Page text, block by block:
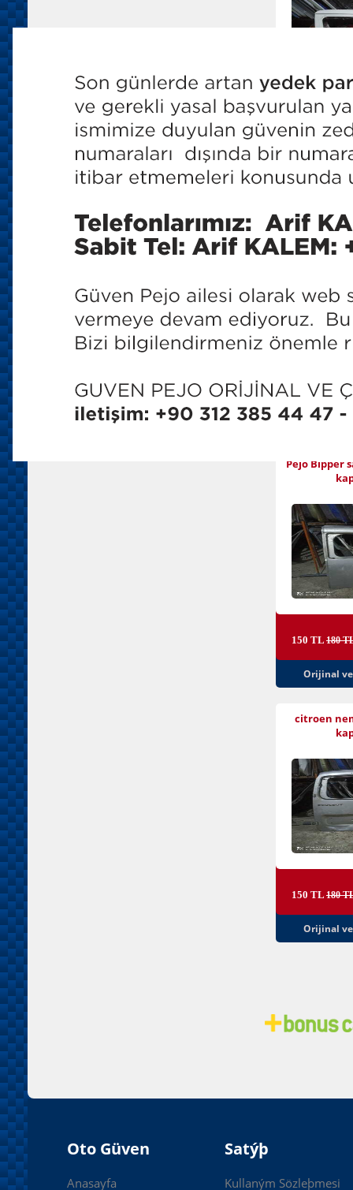
150 TL180
Orijinal ve
150 TL180
Orijinal
Pejo Bipper
150 TL 180
Orijinal ve
citroen
150 TL 180
Orijinal ve
Oto Güven
Anasayfa
Satýþ
Kullaným Sözleþmesi